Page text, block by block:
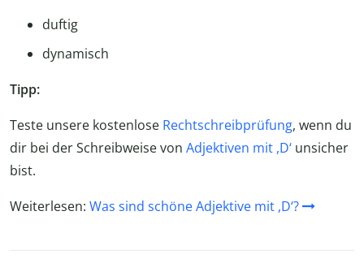
duftig
dynamisch
Tipp:
Teste unsere kostenlose Rechtschreibprüfung, wenn du
dir bei der Schreibweise von Adjektiven mit ,D‘ unsicher
bist.
Weiterlesen: Was sind schöne Adjektive mit ,D‘?